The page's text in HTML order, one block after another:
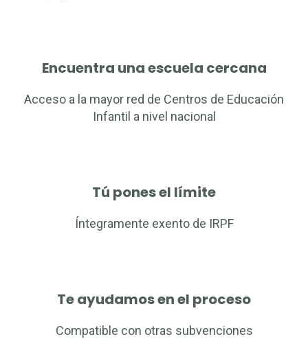
Encuentra una escuela cercana
Acceso a la mayor red de Centros de Educación
Infantil a nivel nacional
Tú pones el límite
Íntegramente exento de IRPF
Te ayudamos en el proceso
Compatible con otras subvenciones